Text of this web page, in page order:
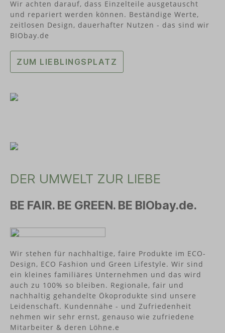
Wir achten darauf, dass Einzelteile ausgetauscht
und repariert werden können. Beständige Werte,
zeitlosen Design, dauerhafter Nutzen - das sind wir
BIObay.de
ZUM LIEBLINGSPLATZ
DER UMWELT ZUR LIEBE
BE FAIR. BE GREEN. BE BIObay.de.
Wir stehen für nachhaltige, faire Produkte im ECO-
Design, ECO Fashion und Green Lifestyle. Wir sind
ein kleines familiäres Unternehmen und das wird
auch zu 100% so bleiben. Regionale, fair und
nachhaltig gehandelte Ökoprodukte sind unsere
Leidenschaft. Kundennähe - und Zufriedenheit
nehmen wir sehr ernst, genauso wie zufriedene
Mitarbeiter & deren Löhne.e